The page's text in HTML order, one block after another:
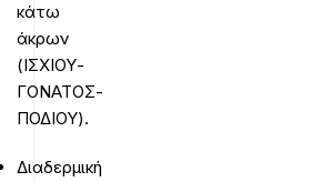
κάτω
άκρων
(ΙΣΧΙΟΥ-
ΓΟΝΑΤΟΣ-
ΠΟΔΙΟΥ).
Διαδερμική